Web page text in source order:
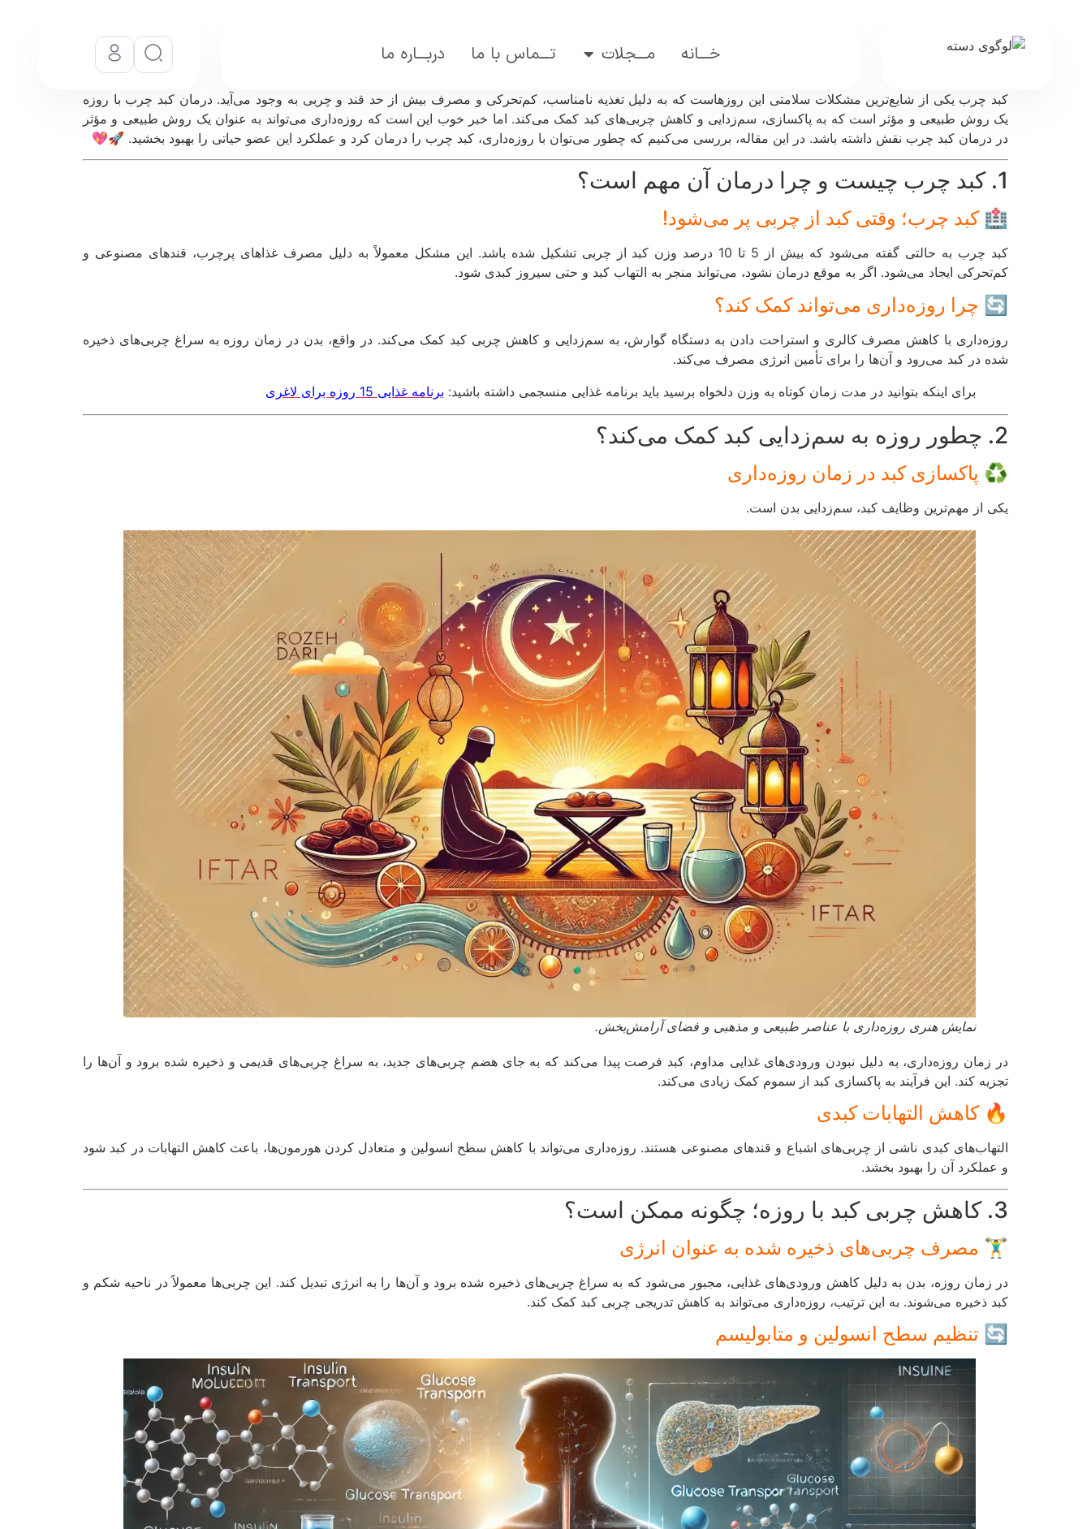
خـــانه مـــجلات تـــماس با ما دربـــاره ما
کبد چرب یکی از شایع‌ترین مشکلات سلامتی این روزهاست که به دلیل تغذیه نامناسب، کم‌تحرکی و مصرف بیش از حد قند و چربی به وجود می‌آید. درمان کبد چرب با روزه
یک روش طبیعی و مؤثر است که به پاکسازی، سم‌زدایی و کاهش چربی‌های کبد کمک می‌کند. اما خبر خوب این است که روزه‌داری می‌تواند به عنوان یک روش طبیعی و مؤثر
در درمان کبد چرب نقش داشته باشد. در این مقاله، بررسی می‌کنیم که چطور می‌توان با روزه‌داری، کبد چرب را درمان کرد و عملکرد این عضو حیاتی را بهبود بخشید. 🚀💖
1. کبد چرب چیست و چرا درمان آن مهم است؟
🏥 کبد چرب؛ وقتی کبد از چربی پر می‌شود!
کبد چرب به حالتی گفته می‌شود که بیش از 5 تا 10 درصد وزن کبد از چربی تشکیل شده باشد. این مشکل معمولاً به دلیل مصرف غذاهای پرچرب، قندهای مصنوعی و
کم‌تحرکی ایجاد می‌شود. اگر به موقع درمان نشود، می‌تواند منجر به التهاب کبد و حتی سیروز کبدی شود.
🔄 چرا روزه‌داری می‌تواند کمک کند؟
روزه‌داری با کاهش مصرف کالری و استراحت دادن به دستگاه گوارش، به سم‌زدایی و کاهش چربی کبد کمک می‌کند. در واقع، بدن در زمان روزه به سراغ چربی‌های ذخیره
شده در کبد می‌رود و آن‌ها را برای تأمین انرژی مصرف می‌کند.
برای اینکه بتوانید در مدت زمان کوتاه به وزن دلخواه برسید باید برنامه غذایی منسجمی داشته باشید: برنامه غذایی 15 روزه برای لاغری
2. چطور روزه به سم‌زدایی کبد کمک می‌کند؟
♻️ پاکسازی کبد در زمان روزه‌داری
یکی از مهم‌ترین وظایف کبد، سم‌زدایی بدن است.
نمایش هنری روزه‌داری با عناصر طبیعی و مذهبی و فضای آرامش‌بخش.
در زمان روزه‌داری، به دلیل نبودن ورودی‌های غذایی مداوم، کبد فرصت پیدا می‌کند که به جای هضم چربی‌های جدید، به سراغ چربی‌های قدیمی و ذخیره شده برود و آن‌ها را
تجزیه کند. این فرآیند به پاکسازی کبد از سموم کمک زیادی می‌کند.
🔥 کاهش التهابات کبدی
التهاب‌های کبدی ناشی از چربی‌های اشباع و قندهای مصنوعی هستند. روزه‌داری می‌تواند با کاهش سطح انسولین و متعادل کردن هورمون‌ها، باعث کاهش التهابات در کبد شود
و عملکرد آن را بهبود بخشد.
3. کاهش چربی کبد با روزه؛ چگونه ممکن است؟
🏋️‍♂️ مصرف چربی‌های ذخیره شده به عنوان انرژی
در زمان روزه، بدن به دلیل کاهش ورودی‌های غذایی، مجبور می‌شود که به سراغ چربی‌های ذخیره شده برود و آن‌ها را به انرژی تبدیل کند. این چربی‌ها معمولاً در ناحیه شکم و
کبد ذخیره می‌شوند. به این ترتیب، روزه‌داری می‌تواند به کاهش تدریجی چربی کبد کمک کند.
🔄 تنظیم سطح انسولین و متابولیسم